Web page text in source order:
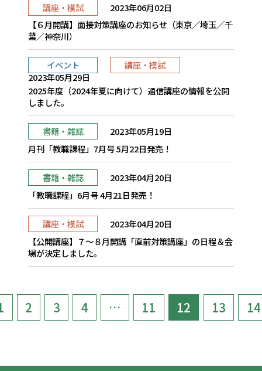
2023年06月02日
講座・模試
【６月開講】面接対策講座のお知らせ（東京／埼玉／千
葉／神奈川）
2023年05月29日
イベント 講座・模試
2025年度（2024年夏に向けて）通信講座の情報を公開
しました。
2023年05月19日
書籍・雑誌
月刊「教職課程」7月号 5月22日発売！
2023年04月20日
書籍・雑誌
「教職課程」6月号 4月21日発売！
2023年04月20日
講座・模試
【公開講座】７～８月開講「直前対策講座」の日程＆会
場が決定しました。
2 3 4 … 11 12 13 14